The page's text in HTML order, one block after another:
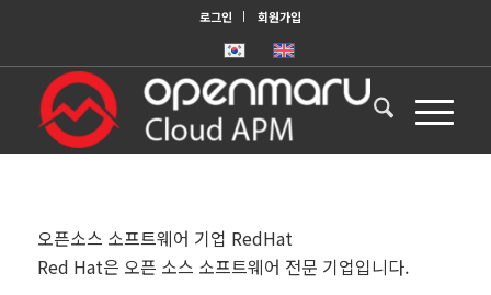
로그인 회원가입
오픈소스 소프트웨어 기업 RedHat
Red Hat은 오픈 소스 소프트웨어 전문 기업입니다.